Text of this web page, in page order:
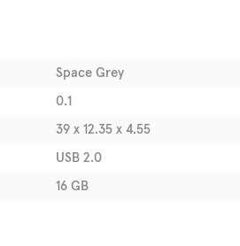
Space Grey
0.1
39 x 12.35 x 4.55
USB 2.0
16 GB